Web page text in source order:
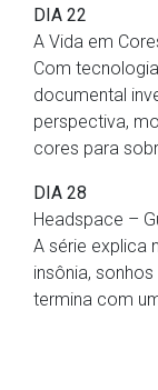
DIA 22
A Vida em
Com
documental
perspectiva,
cores para
DIA 28
Headspace –
A série explica
insônia,
termina com